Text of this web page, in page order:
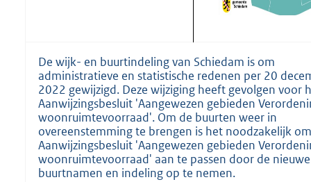
De wijk- en buurtindeling van Schiedam is om
administratieve en statistische redenen per 20
2022 gewijzigd. Deze wijziging heeft gevolgen voor
Aanwijzingsbesluit 'Aangewezen gebieden
woonruimtevoorraad'. Om de buurten weer in
overeenstemming te brengen is het noodzakelijk
Aanwijzingsbesluit 'Aangewezen gebieden
woonruimtevoorraad' aan te passen door de nieuwe
buurtnamen en indeling op te nemen.